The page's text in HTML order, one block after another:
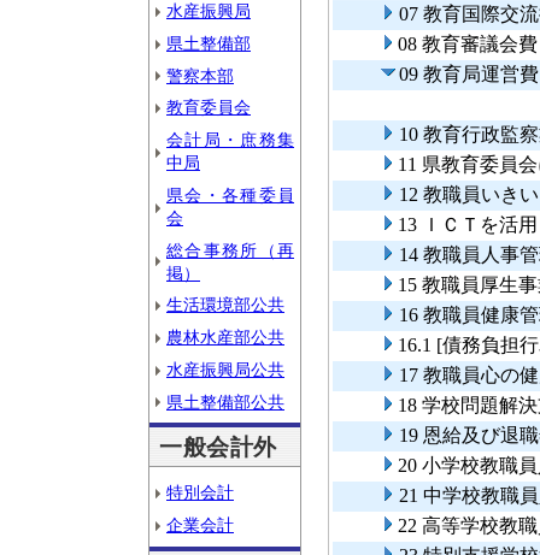
水産振興局
県土整備部
警察本部
教育委員会
会計局・庶務集
中局
県会・各種委員
会
総合事務所（再
掲）
生活環境部公共
農林水産部公共
水産振興局公共
県土整備部公共
一般会計外
特別会計
企業会計
07 教育国際交
08 教育審議会費
09 教育局運営費
10 教育行政監
11 県教育委員
12 教職員いき
13 ＩＣＴを活
14 教職員人事
15 教職員厚生
16 教職員健康
16.1 [債務負担
17 教職員心の
18 学校問題解
19 恩給及び退
20 小学校教職
21 中学校教職
22 高等学校教